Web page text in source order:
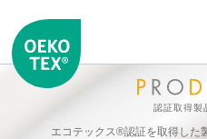
認証取得製
エコテックス®認証を取得した